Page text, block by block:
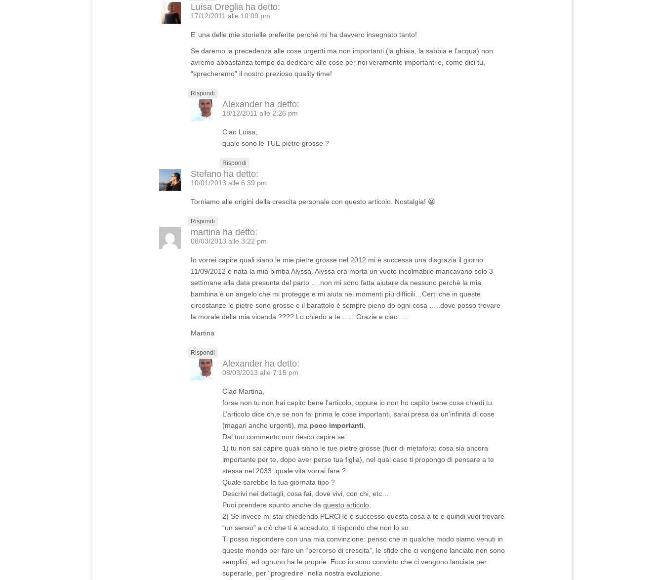
Luisa Oreglia ha detto:
17/12/2011 alle 10:09 pm
E’ una delle mie storielle preferite perché mi ha davvero insegnato tanto!
Se daremo la precedenza alle cose urgenti ma non importanti (la ghiaia, la sabbia e l’acqua) non
avremo abbastanza tempo da dedicare alle cose per noi veramente importanti e, come dici tu,
“sprecheremo” il nostro prezioso quality time!
Rispondi
Alexander ha detto:
18/12/2011 alle 2:26 pm
Ciao Luisa,
quale sono le TUE pietre grosse ?
Rispondi
Stefano ha detto:
10/01/2013 alle 6:39 pm
Torniamo alle origini della crescita personale con questo articolo. Nostalgia! 😀
Rispondi
martina ha detto:
08/03/2013 alle 3:22 pm
Io vorrei capire quali siano le mie pietre grosse nel 2012 mi è successa una disgrazia il giorno
11/09/2012 è nata la mia bimba Alyssa. Alyssa era morta un vuoto incolmabile mancavano solo 3
settimane alla data presunta del parto ….non mi sono fatta aiutare da nessuno perchè la mia
bambina è un angelo che mi protegge e mi aiuta nei momenti più difficili…Certi che in queste
circostanze le pietre sono grosse e il barattolo è sempre pieno do ogni cosa …..dove posso trovare
la morale della mia vicenda ???? Lo chiedo a te ……Grazie e ciao ….
Martina
Rispondi
Alexander ha detto:
08/03/2013 alle 7:15 pm
Ciao Martina,
forse non tu non hai capito bene l’articolo, oppure io non ho capito bene cosa chiedi tu.
L’articolo dice ch,e se non fai prima le cose importanti, sarai presa da un’infinità di cose
(magari anche urgenti), ma poco importanti
Dal tuo commento non riesco capire se:
1) tu non sai capire quali siano le tue pietre grosse (fuor di metafora: cosa sia ancora
importante per te, dopo aver perso tua figlia), nel qual caso ti propongo di pensare a te
stessa nel 2033: quale vita vorrai fare ?
Quale sarebbe la tua giornata tipo ?
Descrivi nei dettagli, cosa fai, dove vivi, con chi, etc…
Puoi prendere spunto anche da questo articolo
2) Se invece mi stai chiedendo PERCHè è successo questa cosa a te e quindi vuoi trovare
“un senso” a ciò che ti è accaduto, ti rispondo che non lo so.
Ti posso rispondere con una mia convinzione: penso che in qualche modo siamo venuti in
questo mondo per fare un “percorso di crescita”, le sfide che ci vengono lanciate non sono
semplici, ed ognuno ha le proprie. Ecco io sono convinto che ci vengono lanciate per
superarle, per “progredire” nella nostra evoluzione.